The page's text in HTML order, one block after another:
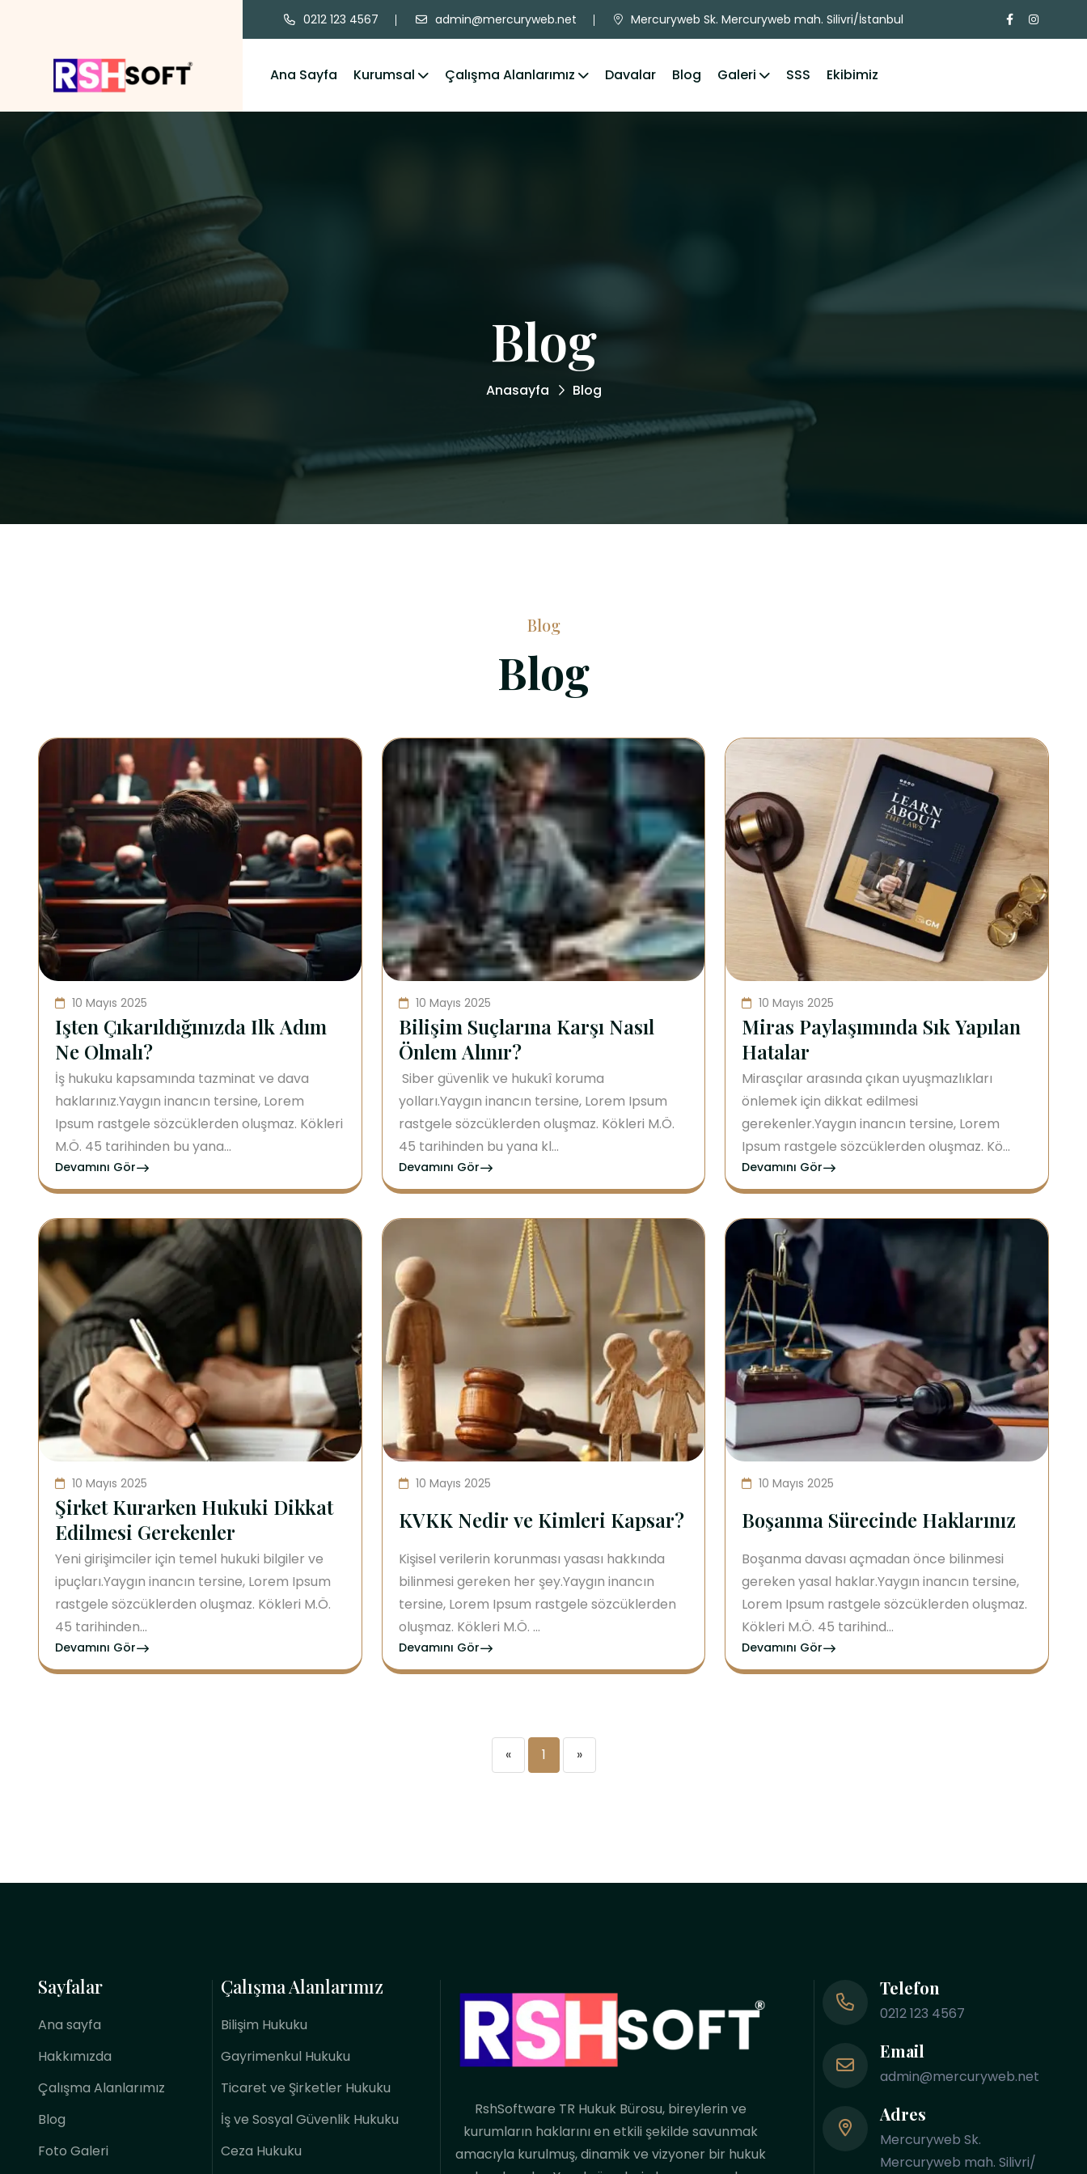
0212 123 4567 admin@mercuryweb.net Mercuryweb Sk. Mercuryweb mah. Silivri/İstanbul
Ana Sayfa Kurumsal Çalışma Alanlarımız Davalar Blog Galeri SSS Ekibimiz
Blog
Anasayfa Blog
Blog
Blog
10 Mayıs 2025
İşten Çıkarıldığınızda İlk Adım
Ne Olmalı?
İş hukuku kapsamında tazminat ve dava
haklarınız.Yaygın inancın tersine, Lorem
Ipsum rastgele sözcüklerden oluşmaz. Kökleri
M.Ö. 45 tarihinden bu yana...
Devamını Gör
10 Mayıs 2025
Bilişim Suçlarına Karşı Nasıl
Önlem Alınır?
Siber güvenlik ve hukukî koruma
yolları.Yaygın inancın tersine, Lorem Ipsum
rastgele sözcüklerden oluşmaz. Kökleri M.Ö.
45 tarihinden bu yana kl...
Devamını Gör
10 Mayıs 2025
Miras Paylaşımında Sık Yapılan
Hatalar
Mirasçılar arasında çıkan uyuşmazlıkları
önlemek için dikkat edilmesi
gerekenler.Yaygın inancın tersine, Lorem
Ipsum rastgele sözcüklerden oluşmaz. Kö...
Devamını Gör
10 Mayıs 2025
Şirket Kurarken Hukuki Dikkat
Edilmesi Gerekenler
Yeni girişimciler için temel hukuki bilgiler ve
ipuçları.Yaygın inancın tersine, Lorem Ipsum
rastgele sözcüklerden oluşmaz. Kökleri M.Ö.
45 tarihinden...
Devamını Gör
10 Mayıs 2025
KVKK Nedir ve Kimleri Kapsar?
Kişisel verilerin korunması yasası hakkında
bilinmesi gereken her şey.Yaygın inancın
tersine, Lorem Ipsum rastgele sözcüklerden
oluşmaz. Kökleri M.Ö. ...
Devamını Gör
10 Mayıs 2025
Boşanma Sürecinde Haklarınız
Boşanma davası açmadan önce bilinmesi
gereken yasal haklar.Yaygın inancın tersine,
Lorem Ipsum rastgele sözcüklerden oluşmaz.
Kökleri M.Ö. 45 tarihind...
Devamını Gör
« 1 »
Sayfalar
Ana sayfa
Hakkımızda
Çalışma Alanlarımız
Blog
Foto Galeri
Çalışma Alanlarımız
Bilişim Hukuku
Gayrimenkul Hukuku
Ticaret ve Şirketler Hukuku
İş ve Sosyal Güvenlik Hukuku
Ceza Hukuku
RshSoftware TR Hukuk Bürosu, bireylerin ve
kurumların haklarını en etkili şekilde savunmak
amacıyla kurulmuş, dinamik ve vizyoner bir hukuk
Telefon
0212 123 4567
Email
admin@mercuryweb.net
Adres
Mercuryweb Sk.
Mercuryweb mah. Silivri/